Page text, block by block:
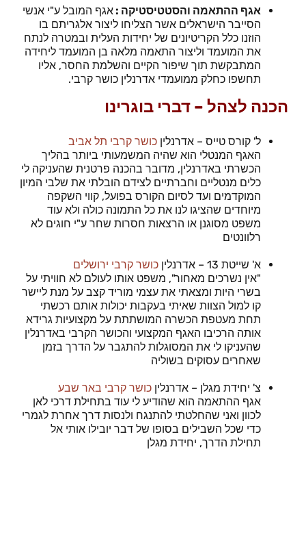
אגף ההתאמה והסטטיסטיקה : אגף המובל ע"י אנשי
הסייבר הישראלים אשר הצליחו ליצור אלגריתם בו
הוזנו כלל הקריטיונים של יחידות העלית ובמטרה לנתח
את המועמד וליצור התאמה מלאה בן המועמד ליחידה
המתבקשת תוך שיפור הקיים והשלמת החסר, אליו
תחשפו כחלק ממועמדי אדרנלין כושר קרבי.
הכנה לצהל – דברי בוגרינו
ל' קורס טייס – אדרנלין כושר קרבי תל אביב
האגף המנטלי הוא שהיה המשמעותי ביותר בהליך
הכשרתי באדרנלין, מדובר בהכנה פרטנית שהעניקה לי
כלים מנטליים וחברתיים לצידם הובלתי את שלבי המיון
המוקדמים ועד לסיום הקורס בפועל, קווי השקפה
מיוחדים שהציגו לנו את כל התמונה כולה ולא עוד
משפט מסוגנן או הרצאות חסרות שחר ע"י חוגים לא
רלוונטים
א' שייטת 13 – אדרנלין
כושר קרבי ירושלים
"אין נשרכים מאחור", משפט אותו לעולם לא חוויתי על
בשרי היות ומצאתי את עצמי מוריד קצב על מנת ליישר
קו למול הצוות שאיתי בעקבות יכולות אותם רכשתי
תחת מעטפת הכשרה המושתתת על מקצועיות גרידא
אותה הרכיבו האגף המקצועי והכושר הקרבי באדרנלין
שהעניקו לי את המסוגלות להתגבר על הדרך בזמן
שאחרים עסוקים בשוליה
צ' יחידת מגלן – אדרנלין כושר קרבי באר שבע
אגף ההתאמה הוא שהודיע לי עוד בתחילת דרכי לאן
לכוון ואני שהחלטתי להתנגח ולנסות דרך אחרת לגמרי
כדי שכל השבילים בסופו של דבר יובילו אותי אל
תחילת הדרך, יחידת מגלן